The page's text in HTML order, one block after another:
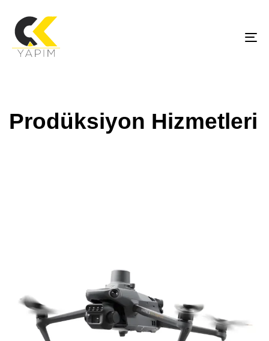
Prodüksiyon Hizmetleri